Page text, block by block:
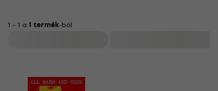
1 - 1 a 1 termék-ból